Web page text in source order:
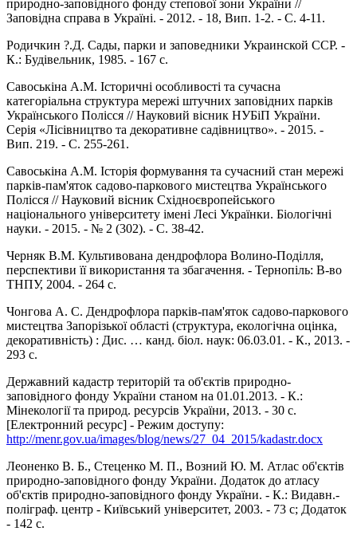
природно-заповідного фонду степової зони України //
Заповідна справа в Україні. - 2012. - 18, Вип. 1-2. - С. 4-11.
Родичкин ?.Д. Сады, парки и заповедники Украинской ССР. -
К.: Будівельник, 1985. - 167 с.
Савоськіна А.М. Історичні особливості та сучасна
категоріальна структура мережі штучних заповідних парків
Українського Полісся // Науковий вісник НУБіП України.
Серія «Лісівництво та декоративне садівництво». - 2015. -
Вип. 219. - С. 255-261.
Савоськіна А.М. Історія формування та сучасний стан мережі
парків-пам'яток садово-паркового мистецтва Українського
Полісся // Науковий вісник Східноєвропейського
національного університету імені Лесі Українки. Біологічні
науки. - 2015. - № 2 (302). - С. 38-42.
Черняк В.М. Культивована дендрофлора Волино-Поділля,
перспективи її використання та збагачення. - Тернопіль: В-во
ТНПУ, 2004. - 264 с.
Чонгова А. С. Дендрофлора парків-пам'яток садово-паркового
мистецтва Запорізької області (структура, екологічна оцінка,
декоративність) : Дис. … канд. біол. наук: 06.03.01. - К., 2013. -
293 с.
Державний кадастр територій та об'єктів природно-
заповідного фонду України станом на 01.01.2013. - К.:
Мінекології та природ. ресурсів України, 2013. - 30 с.
[Електронний ресурс] - Режим доступу:
http://menr.gov.ua/images/blog/news/27_04_2015/kadastr.docx
Леоненко В. Б., Стеценко М. П., Возний Ю. М. Атлас об'єктів
природно-заповідного фонду України. Додаток до атласу
об'єктів природно-заповідного фонду України. - К.: Видавн.-
поліграф. центр - Київський університет, 2003. - 73 с; Додаток
- 142 с.